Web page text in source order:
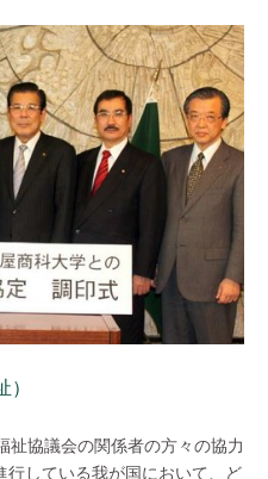
祉協議会の関係者の方々の協力
行している我が国において、ど